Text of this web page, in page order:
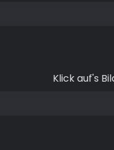
Klick auf's